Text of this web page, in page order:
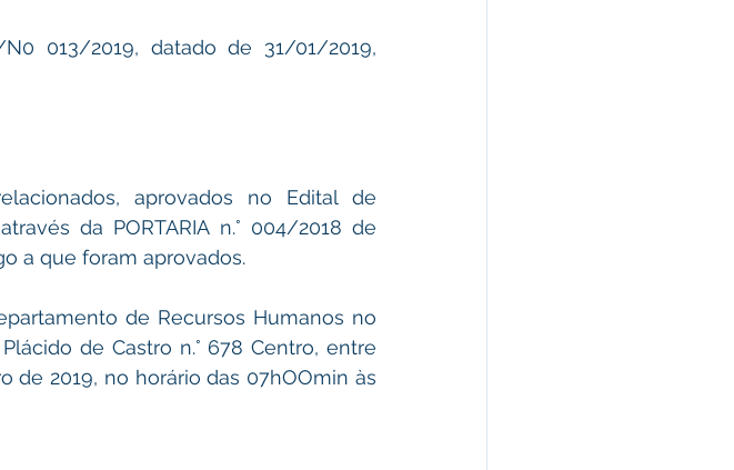
013/2019, datado de 31/01/2019,
aprovados no Edital de
da PORTARIA n.° 004/2018 de
a que foram aprovados.
de Recursos Humanos no
de Castro n.° 678 Centro, entre
de 2019, no horário das 07hOOmin às